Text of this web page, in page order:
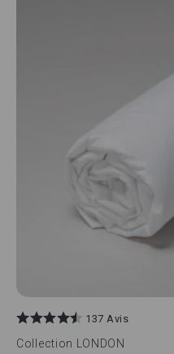
137 Avis
Collection LONDON